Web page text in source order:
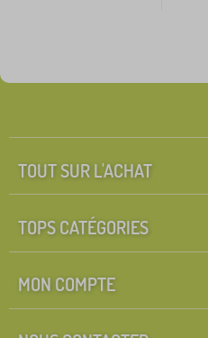
TOUT SUR L'ACHAT
TOPS CATÉGORIES
MON COMPTE